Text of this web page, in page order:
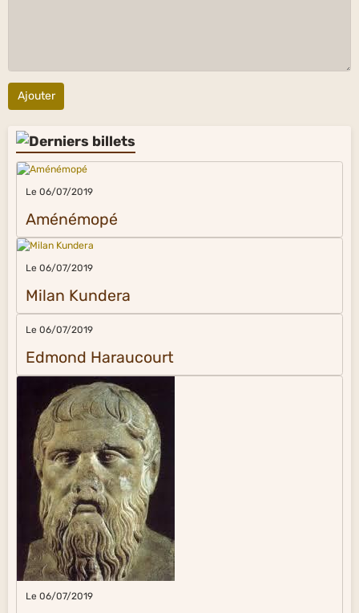
Ajouter
Le 06/07/2019
Aménémopé
Le 06/07/2019
Milan Kundera
Le 06/07/2019
Edmond Haraucourt
Le 06/07/2019